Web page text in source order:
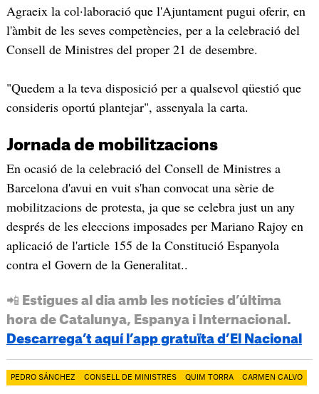
Agraeix la col·laboració que l'Ajuntament pugui oferir, en
l'àmbit de les seves competències, per a la celebració del
Consell de Ministres del proper 21 de desembre.
"Quedem a la teva disposició per a qualsevol qüestió que
consideris oportú plantejar", assenyala la carta.
Jornada de mobilitzacions
En ocasió de la celebració del Consell de Ministres a
Barcelona d'avui en vuit s'han convocat una sèrie de
mobilitzacions de protesta, ja que se celebra just un any
després de les eleccions imposades per Mariano Rajoy en
aplicació de l'article 155 de la Constitució Espanyola
contra el Govern de la Generalitat..
📲 Estigues al dia amb les notícies d’última
hora de Catalunya, Espanya i Internacional.
Descarrega’t aquí l’app gratuïta d’El Nacional
PEDRO SÁNCHEZ CONSELL DE MINISTRES QUIM TORRA CARMEN CALVO